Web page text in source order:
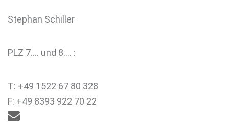
Stephan Schiller
PLZ 7…. und 8…. :
T: +49 1522 67 80 328
F: +49 8393 922 70 22
